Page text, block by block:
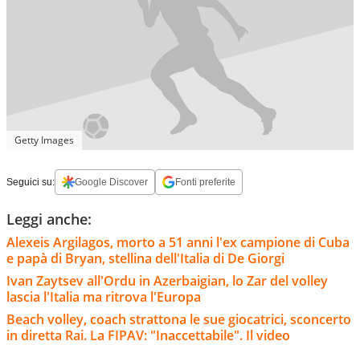
Getty Images
Seguici su: Google Discover Fonti preferite
Leggi anche:
Alexeis Argilagos, morto a 51 anni l'ex campione di Cuba
e papà di Bryan, stellina dell'Italia di De Giorgi
Ivan Zaytsev all'Ordu in Azerbaigian, lo Zar del volley
lascia l'Italia ma ritrova l'Europa
Beach volley, coach strattona le sue giocatrici, sconcerto
in diretta Rai. La FIPAV: "Inaccettabile". Il video